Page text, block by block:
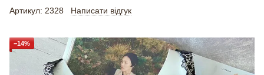
Артикул: 2328 Написати відгук
−14%